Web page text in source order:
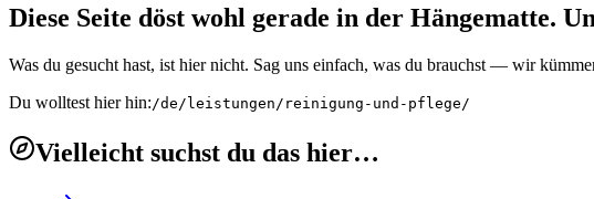
Diese Seite döst wohl gerade in der Hängematte.
Was du gesucht hast, ist hier nicht. Sag uns einfach, was du brauchst — wir
Du wolltest hier hin: /de/leistungen/reinigung-und-pflege/
Vielleicht suchst du das hier…